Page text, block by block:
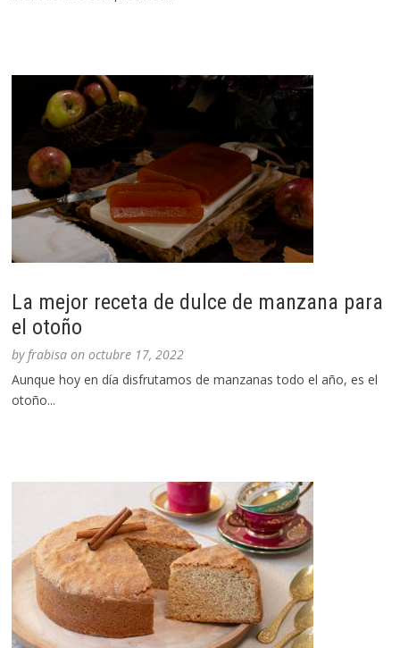
La mejor receta de dulce de manzana para
el otoño
byfrabisa onoctubre 17, 2022
Aunque hoy en día disfrutamos de manzanas todo el año, es el
otoño...